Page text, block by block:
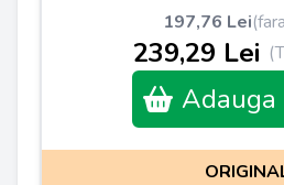
197,76 Lei
239,29 Lei
Adauga